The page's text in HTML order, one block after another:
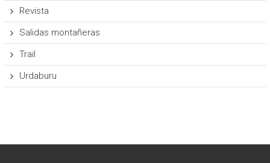
Revista
Salidas montañeras
Trail
Urdaburu